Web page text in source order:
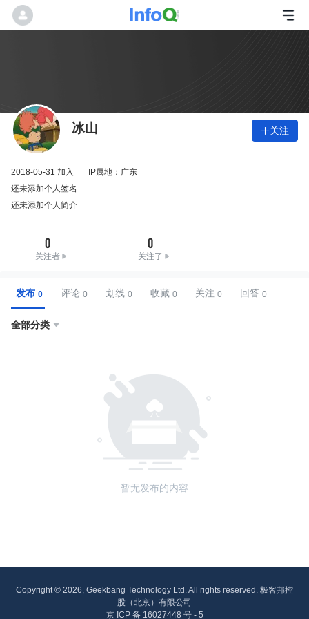
冰山 关注
2018-05-31 加入
IP属地：广东
还未添加个人签名
还未添加个人简介
0
关注者
0
关注了
发布 评论 划线 收藏 关注 回答
全部分类 
暂无发布的内容
Copyright © 2026, Geekbang Technology Ltd. All rights reserved. 极客邦控
股（北京）有限公司
京 ICP 备 16027448 号 - 5